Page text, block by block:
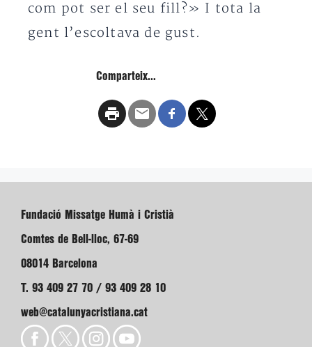
com pot ser el seu fill?» I tota la
gent l’escoltava de gust.
Comparteix...
Fundació Missatge Humà i Cristià
Comtes de Bell-lloc, 67-69
08014 Barcelona
T. 93 409 27 70 / 93 409 28 10
web@catalunyacristiana.cat